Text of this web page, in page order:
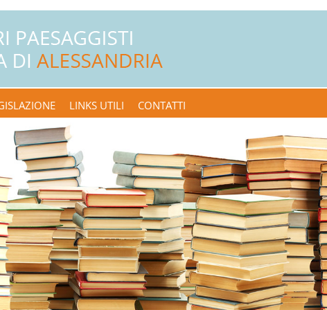
LINKS UTILI CONTATTI